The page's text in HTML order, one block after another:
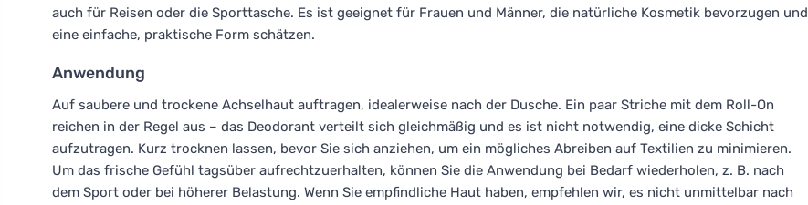
auch für Reisen oder die Sporttasche. Es ist geeignet für Frauen und Männer, die natürliche Kosmetik bevorzugen und
eine einfache, praktische Form schätzen.
Anwendung
Auf saubere und trockene Achselhaut auftragen, idealerweise nach der Dusche. Ein paar Striche mit dem Roll-On
reichen in der Regel aus – das Deodorant verteilt sich gleichmäßig und es ist nicht notwendig, eine dicke Schicht
aufzutragen. Kurz trocknen lassen, bevor Sie sich anziehen, um ein mögliches Abreiben auf Textilien zu minimieren.
Um das frische Gefühl tagsüber aufrechtzuerhalten, können Sie die Anwendung bei Bedarf wiederholen, z. B. nach
dem Sport oder bei höherer Belastung. Wenn Sie empfindliche Haut haben, empfehlen wir, es nicht unmittelbar nach